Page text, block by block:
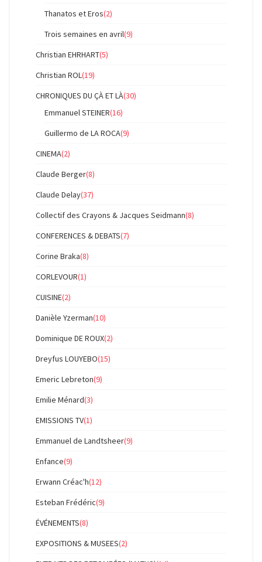
Thanatos et Eros(2)
Trois semaines en avril(9)
Christian EHRHART(5)
Christian ROL (19)
CHRONIQUES DU ÇÀ ET LÀ(30)
Emmanuel STEINER(16)
Guillermo de LA ROCA(9)
CINEMA(2)
Claude Berger(8)
Claude Delay(37)
Collectif des Crayons & Jacques Seidmann(8)
CONFERENCES & DEBATS(7)
Corine Braka(8)
CORLEVOUR(1)
CUISINE(2)
Danièle Yzerman(10)
Dominique DE ROUX(2)
Dreyfus LOUYEBO(15)
Emeric Lebreton(9)
Emilie Ménard(3)
EMISSIONS TV(1)
Emmanuel de Landtsheer(9)
Enfance(9)
Erwann Créac'h(12)
Esteban Frédéric(9)
ÉVÉNEMENTS(8)
EXPOSITIONS & MUSEES(2)